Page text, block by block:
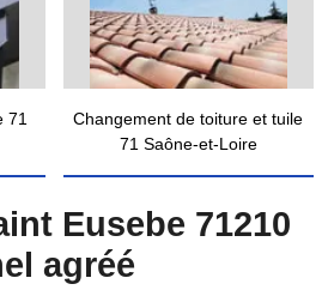
71
Changement de toiture et tuile
71 Saône-et-Loire
Eusebe 71210
agréé